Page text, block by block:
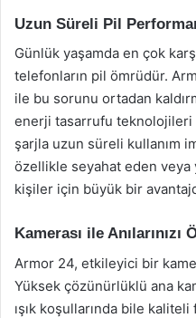
Uzun Süreli Pil
Günlük yaşamda en çok
telefonların pil ömrüdür.
ile bu sorunu ortadan
enerji tasarrufu teknolojileri
şarjla uzun süreli kullanım
özellikle seyahat eden
kişiler için büyük bir
Kamerası ile
Armor 24, etkileyici bir
Yüksek çözünürlüklü ana
ışık koşullarında bile